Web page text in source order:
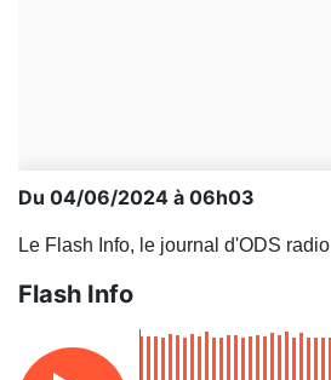
Du 04/06/2024 à 06h03
Le Flash Info, le journal d'ODS radio
Flash Info